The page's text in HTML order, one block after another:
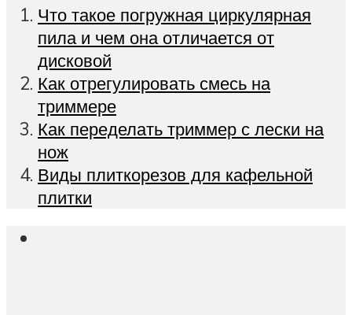
Что такое погружная циркулярная
пила и чем она отличается от
дисковой
Как отрегулировать смесь на
триммере
Как переделать триммер с лески на
нож
Виды плиткорезов для кафельной
плитки